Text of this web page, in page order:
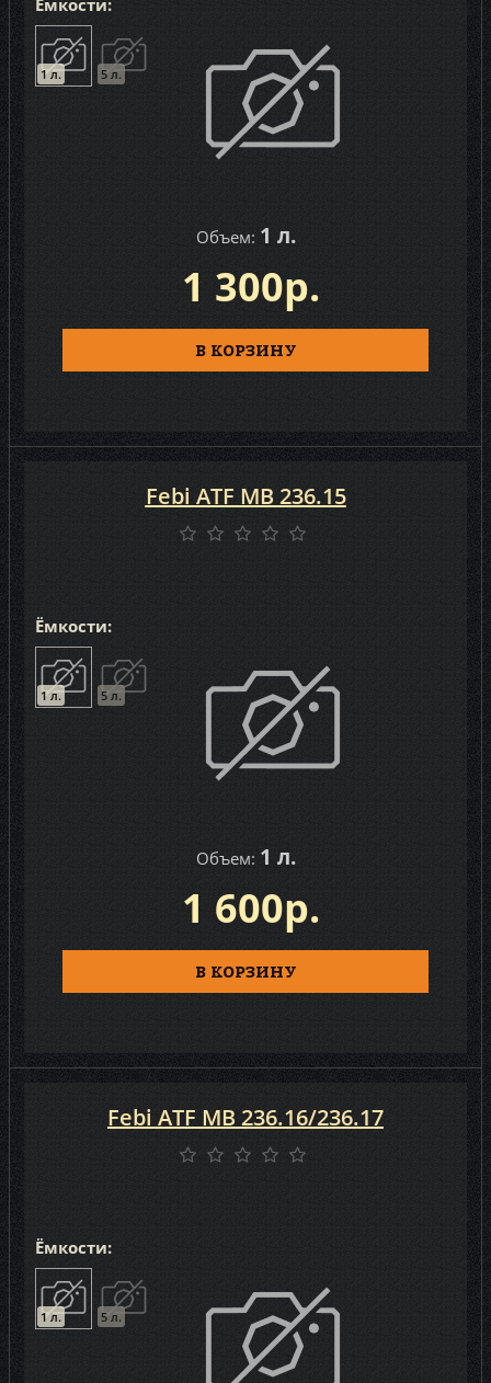
Ёмкости:
1 л. 5 л.
Объем: 1 л.
1 300р.
В КОРЗИНУ
Ёмкости:
1 л. 5 л.
Объем: 1 л.
Febi ATF MB 236.15
1 600р.
В КОРЗИНУ
Ёмкости:
1 л. 5 л.
Febi ATF MB 236.16/236.17